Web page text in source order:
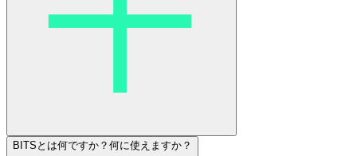
BITSとは何ですか？何に使えますか？